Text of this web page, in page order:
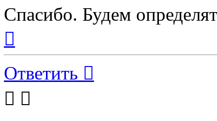
Спасибо. Будем
началу
Ответить